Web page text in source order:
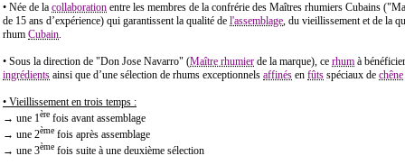
• Née de la collaboration entre les membres de la confrérie des Maîtres rhumiers Cubains
de 15 ans d’expérience) qui garantissent la qualité de l'assemblage, du vieillissement et de la
rhum Cubain.
• Sous la direction de "Don Jose Navarro" (Maître rhumier de la marque), ce rhum à
ingrédients ainsi que d’une sélection de rhums exceptionnels affinés en fûts spéciaux de chêne
• Vieillissement en trois temps :
→ une 1ère fois avant assemblage
→ une 2ème fois après assemblage
→ une 3ème fois suite à une deuxième sélection